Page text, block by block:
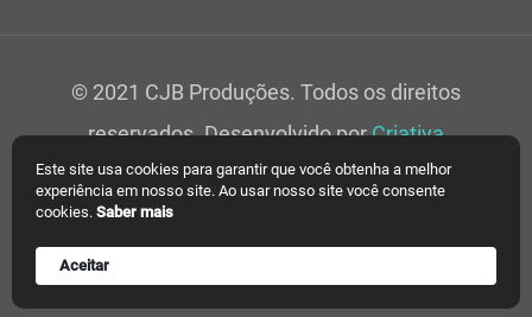
Este site usa cookies para garantir que você obtenha a melhor
experiência em nosso site. Ao usar nosso site você consente
cookies. Saber mais
Aceitar
© 2021 CJB Produções. Todos os direitos
reservados. Desenvolvido porCriativa
Soluções Web.